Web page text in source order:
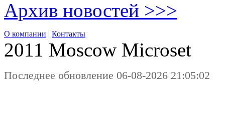
Архив новостей >>>
О компании | Контакты
2011 Moscow Microset
Последнее обновление 06-08-2026 21:05:02